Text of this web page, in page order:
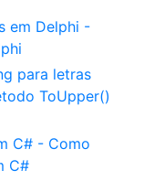
em Delphi -
para letras
ToUpper()
C# - Como
C#